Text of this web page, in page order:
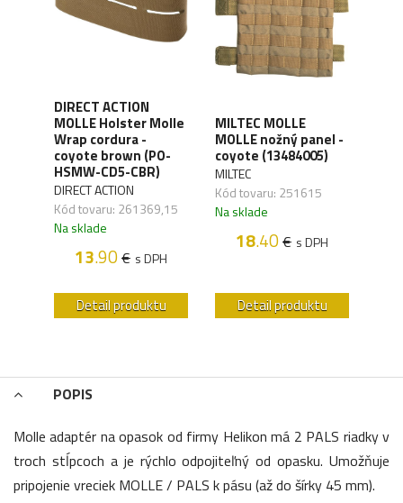
DIRECT ACTION
MOLLE Holster Molle
Wrap cordura -
coyote brown (PO-
HSMW-CD5-CBR)
DIRECT ACTION
Kód tovaru: 261369,15
Na sklade
13.90€ s DPH
Detail produktu
MILTEC MOLLE
MOLLE nožný panel -
coyote (13484005)
MILTEC
Kód tovaru: 251615
Na sklade
18.40€ s DPH
Detail produktu
POPIS
Molle adaptér na opasok od firmy Helikon má 2 PALS riadky v
troch stĺpcoch a je rýchlo odpojiteľný od opasku. Umožňuje
pripojenie vreciek MOLLE / PALS k pásu (až do šírky 45 mm).